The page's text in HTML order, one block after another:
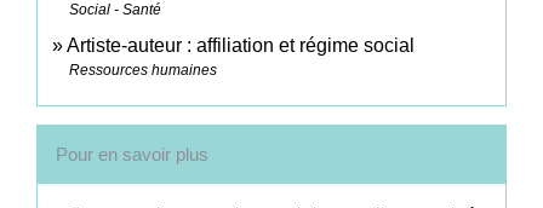
Social - Santé
Artiste-auteur : affiliation et régime social
Ressources humaines
Pour en savoir plus